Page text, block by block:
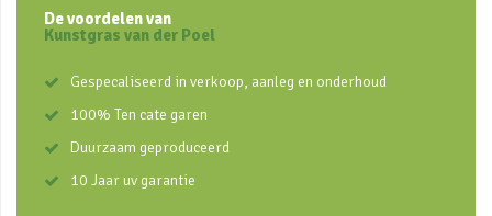
De voordelen van
Kunstgras van der Poel
Gespecaliseerd in verkoop, aanleg en onderhoud
100% Ten cate garen
Duurzaam geproduceerd
10 Jaar uv garantie